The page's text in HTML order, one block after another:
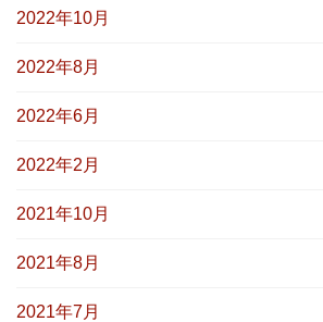
2022年10月
2022年8月
2022年6月
2022年2月
2021年10月
2021年8月
2021年7月